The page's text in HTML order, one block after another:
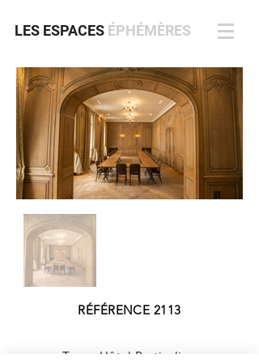
LES ESPACES ÉPHÉMÈRES
RÉFÉRENCE 2113
Type : Hôtel Particulier